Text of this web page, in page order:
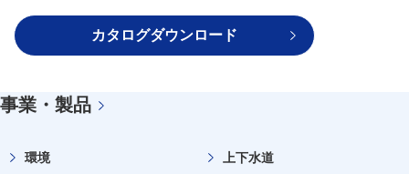
カタログダウンロード
事業・製品
環境 上下水道